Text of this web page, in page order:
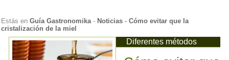
Estás enGuía Gastronomika- Noticias -Cómo evitar que la
cristalización de la miel
Diferentes métodos